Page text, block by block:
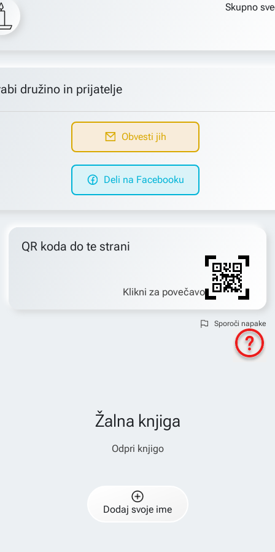
Skupno
družino in prijatelje
Obvesti jih
Deli na Facebooku
QR koda do te strani
Klikni za povečavo
Sporoči napake
Žalna knjiga
Odpri knjigo
Dodaj svoje ime